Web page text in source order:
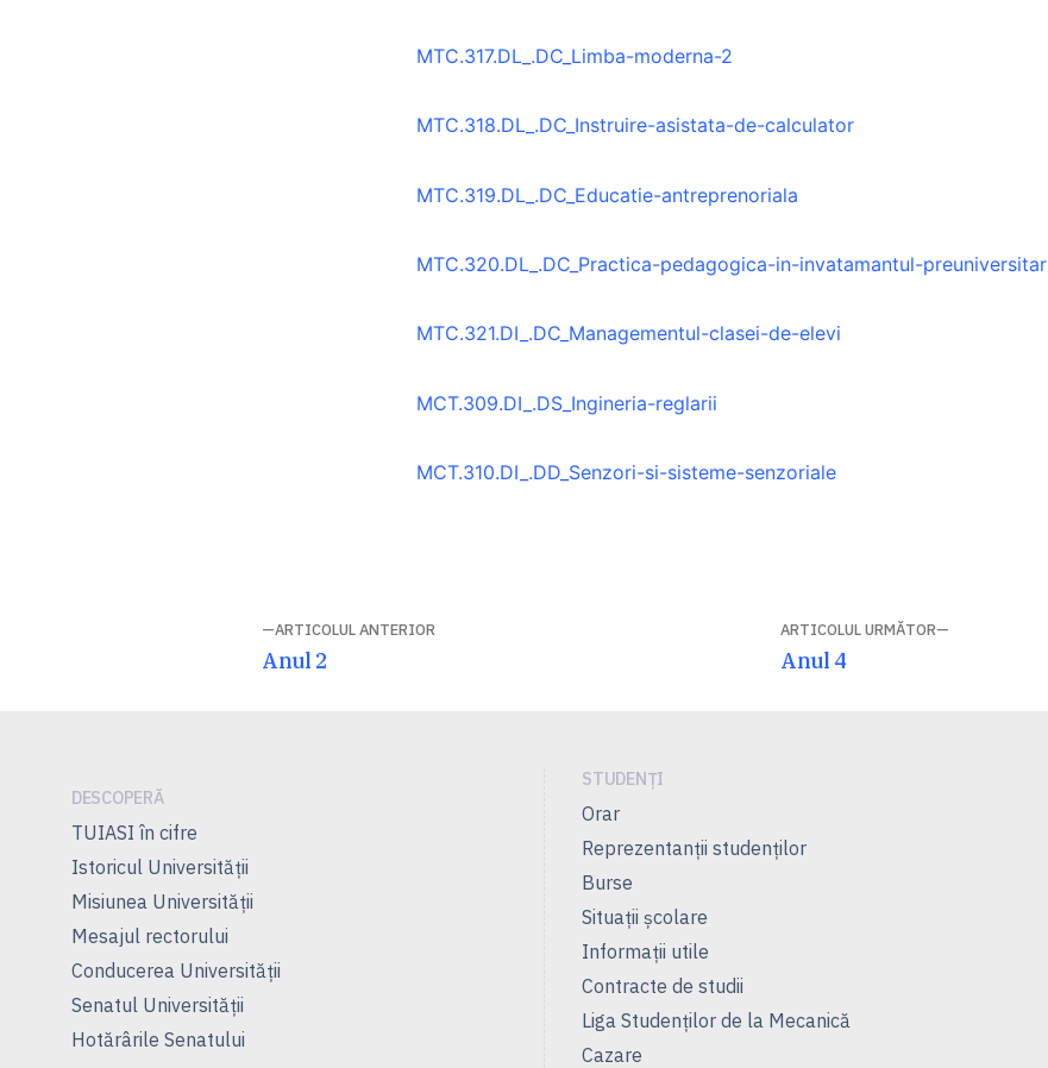
MTC.317.DL_.DC_Limba-moderna-2
MTC.318.DL_.DC_Instruire-asistata-de-calculator
MTC.319.DL_.DC_Educatie-antreprenoriala
MTC.320.DL_.DC_Practica-pedagogica-in-invatamantul-preuniversitar
MTC.321.DI_.DC_Managementul-clasei-de-elevi
MCT.309.DI_.DS_Ingineria-reglarii
MCT.310.DI_.DD_Senzori-si-sisteme-senzoriale
ARTICOLUL ANTERIOR
Articolul
Anul 2
ARTICOLUL URMĂTOR
Articolul
Anul 4
DESCOPERĂ
TUIASI în cifre
Istoricul Universităţii
Misiunea Universităţii
Mesajul rectorului
Conducerea Universităţii
Senatul Universității
Hotărârile Senatului
STUDENȚI
Orar
Reprezentanţii studenţilor
Burse
Situații școlare
Informații utile
Contracte de studii
Liga Studenţilor de la Mecanică
Cazare